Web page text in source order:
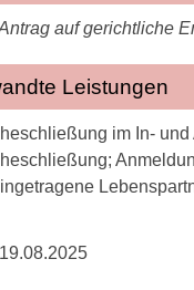
auf gerichtliche
Leistungen
im In-